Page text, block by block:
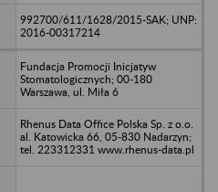
992700/611/1628/2015-SAK; UNP:
2016-00317214
Fundacja Promocji Inicjatyw
Stomatologicznych; 00-180
Warszawa, ul. Miła 6
Rhenus Data Office Polska Sp. z o.o.
al. Katowicka 66, 05-830 Nadarzyn;
tel. 223312331 www.rhenus-data.pl